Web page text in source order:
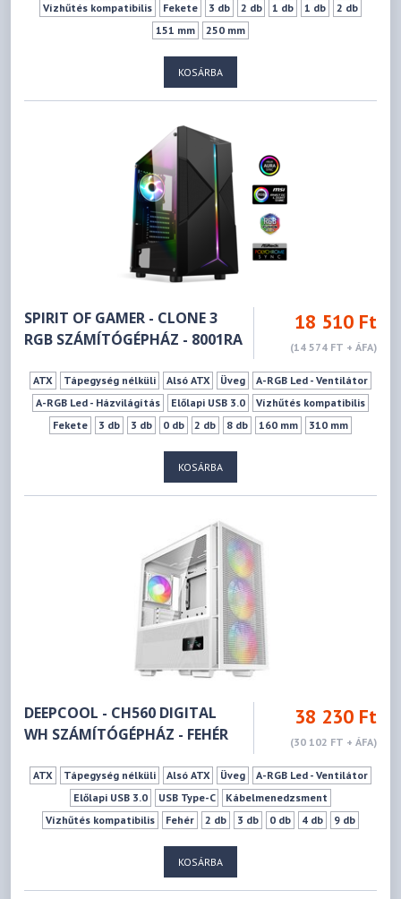
Vízhűtés kompatibilis
Fekete 3 db 2 db 1 db 1 db
2 db
151 mm
250 mm
KOSÁRBA
SPIRIT OF GAMER - CLONE 3
RGB SZÁMÍTÓGÉPHÁZ - 8001RA
18 510 Ft
(14 574 FT + ÁFA)
ATX Tápegység nélküli Alsó ATX Üveg
A-RGB Led - Ventilátor
A-RGB Led - Házvilágítás
Előlapi USB 3.0
Vízhűtés kompatibilis
Fekete
3 db 3 db 0 db 2 db 8 db 160 mm 310 mm
KOSÁRBA
DEEPCOOL - CH560 DIGITAL
WH SZÁMÍTÓGÉPHÁZ - FEHÉR
38 230 Ft
(30 102 FT + ÁFA)
ATX Tápegység nélküli Alsó ATX Üveg
A-RGB Led - Ventilátor
Előlapi USB 3.0
USB Type-C
Kábelmenedzsment
Vízhűtés kompatibilis
Fehér 2 db 3 db 0 db 4 db
9 db
KOSÁRBA